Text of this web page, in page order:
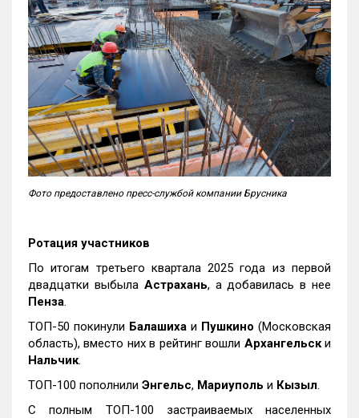
Фото предоставлено пресс-службой компании Брусника
Ротация участников
По итогам третьего квартала 2025 года из первой
двадцатки выбыла Астрахань, а добавилась в нее
Пенза.
ТОП-50 покинули Балашиха и Пушкино (Московская
область), вместо них в рейтинг вошли Архангельски
Нальчик.
ТОП-100 пополнили Энгельс, Мариуполь и Кызыл.
С полным ТОП-100 застраиваемых населенных